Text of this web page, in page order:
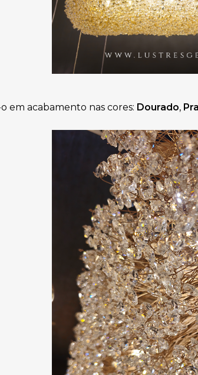
em acabamento nas cores: Dourado,